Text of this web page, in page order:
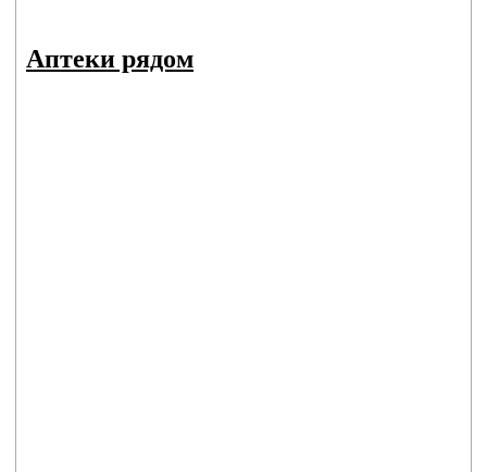
Аптеки рядом